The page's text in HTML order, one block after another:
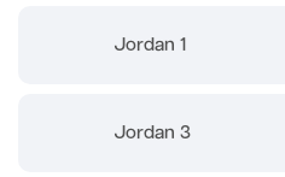
Jordan 1
Jordan 3